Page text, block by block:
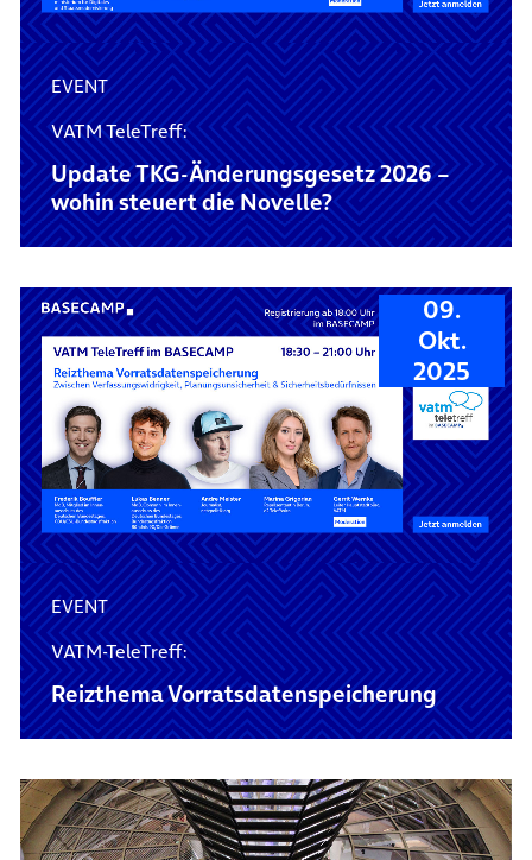
EVENT
VATM TeleTreff:
Update TKG-Änderungsgesetz 2026 –
wohin steuert die Novelle?
09.
Okt.
2025
EVENT
VATM-TeleTreff:
Reizthema Vorratsdaten­speicherung